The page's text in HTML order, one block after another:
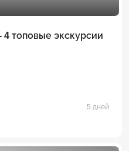
топовые экскурсии
5 дней